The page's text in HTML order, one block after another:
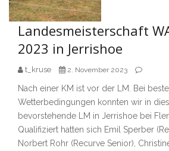
Landesmeisterschaft
2023 in Jerrishoe
t_kruse 2. November 2023
Nach einer KM ist vor der LM. Bei
Wetterbedingungen konnten wir in
bevorstehende LM in Jerrishoe bei
Qualifiziert hatten sich Emil Sperber
Norbert Rohr (Recurve Senior),